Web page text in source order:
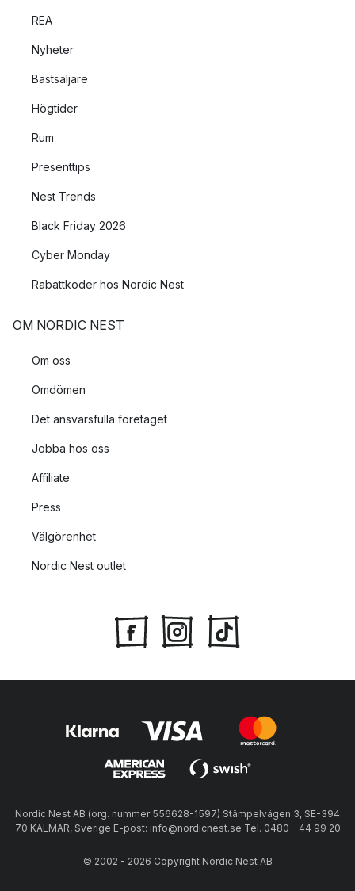
REA
Nyheter
Bästsäljare
Högtider
Rum
Presenttips
Nest Trends
Black Friday 2026
Cyber Monday
Rabattkoder hos Nordic Nest
OM NORDIC NEST
Om oss
Omdömen
Det ansvarsfulla företaget
Jobba hos oss
Affiliate
Press
Välgörenhet
Nordic Nest outlet
Nordic Nest AB (org. nummer 556628-1597) Stämpelvägen 3, SE-394
70 KALMAR, Sverige E-post: info@nordicnest.se Tel. 0480 - 44 99 20
© 2002 - 2026 Copyright Nordic Nest AB